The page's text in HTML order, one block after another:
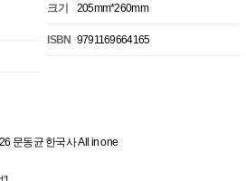
크기 205mm*260mm
ISBN 9791169664165
문동균 한국사 All in one